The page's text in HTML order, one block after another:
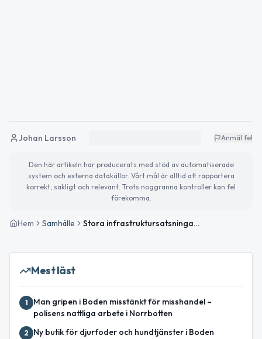
Johan Larsson Anmäl fel
Den här artikeln har producerats med stöd av automatiserade
system och externa datakällor. Vårt mål är alltid att rapportera
korrekt, sakligt och relevant. Trots noggranna kontroller kan fel
förekomma.
Hem Samhälle Stora infrastruktursatsningar planeras i Bodens budget 2027–2029
Mest läst
1
Man gripen i Boden misstänkt för misshandel –
polisens nattliga arbete i Norrbotten
2 Ny butik för djurfoder och hundtjänster i Boden